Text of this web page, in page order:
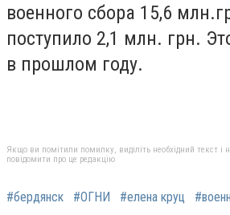
военного сбора 15,6
поступило 2,1 млн. грн.
в прошлом году.
Якщо ви помітили помилку, виділіть необхідний текст і
повідомити про це редакцію
#бердянск #ОГНИ #елена круц